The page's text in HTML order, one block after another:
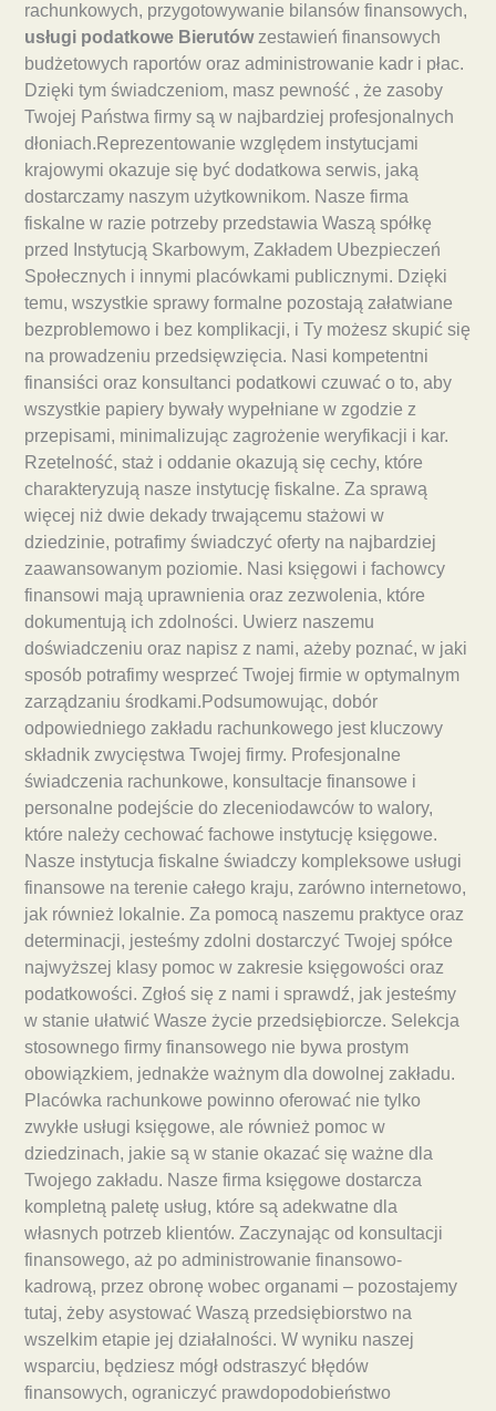
rachunkowych, przygotowywanie bilansów finansowych,
usługi podatkowe Bierutówzestawień finansowych
budżetowych raportów oraz administrowanie kadr i płac.
Dzięki tym świadczeniom, masz pewność , że zasoby
Twojej Państwa firmy są w najbardziej profesjonalnych
dłoniach.Reprezentowanie względem instytucjami
krajowymi okazuje się być dodatkowa serwis, jaką
dostarczamy naszym użytkownikom. Nasze firma
fiskalne w razie potrzeby przedstawia Waszą spółkę
przed Instytucją Skarbowym, Zakładem Ubezpieczeń
Społecznych i innymi placówkami publicznymi. Dzięki
temu, wszystkie sprawy formalne pozostają załatwiane
bezproblemowo i bez komplikacji, i Ty możesz skupić się
na prowadzeniu przedsięwzięcia. Nasi kompetentni
finansiści oraz konsultanci podatkowi czuwać o to, aby
wszystkie papiery bywały wypełniane w zgodzie z
przepisami, minimalizując zagrożenie weryfikacji i kar.
Rzetelność, staż i oddanie okazują się cechy, które
charakteryzują nasze instytucję fiskalne. Za sprawą
więcej niż dwie dekady trwającemu stażowi w
dziedzinie, potrafimy świadczyć oferty na najbardziej
zaawansowanym poziomie. Nasi księgowi i fachowcy
finansowi mają uprawnienia oraz zezwolenia, które
dokumentują ich zdolności. Uwierz naszemu
doświadczeniu oraz napisz z nami, ażeby poznać, w jaki
sposób potrafimy wesprzeć Twojej firmie w optymalnym
zarządzaniu środkami.Podsumowując, dobór
odpowiedniego zakładu rachunkowego jest kluczowy
składnik zwycięstwa Twojej firmy. Profesjonalne
świadczenia rachunkowe, konsultacje finansowe i
personalne podejście do zleceniodawców to walory,
które należy cechować fachowe instytucję księgowe.
Nasze instytucja fiskalne świadczy kompleksowe usługi
finansowe na terenie całego kraju, zarówno internetowo,
jak również lokalnie. Za pomocą naszemu praktyce oraz
determinacji, jesteśmy zdolni dostarczyć Twojej spółce
najwyższej klasy pomoc w zakresie księgowości oraz
podatkowości. Zgłoś się z nami i sprawdź, jak jesteśmy
w stanie ułatwić Wasze życie przedsiębiorcze. Selekcja
stosownego firmy finansowego nie bywa prostym
obowiązkiem, jednakże ważnym dla dowolnej zakładu.
Placówka rachunkowe powinno oferować nie tylko
zwykłe usługi księgowe, ale również pomoc w
dziedzinach, jakie są w stanie okazać się ważne dla
Twojego zakładu. Nasze firma księgowe dostarcza
kompletną paletę usług, które są adekwatne dla
własnych potrzeb klientów. Zaczynając od konsultacji
finansowego, aż po administrowanie finansowo-
kadrową, przez obronę wobec organami – pozostajemy
tutaj, żeby asystować Waszą przedsiębiorstwo na
wszelkim etapie jej działalności. W wyniku naszej
wsparciu, będziesz mógł odstraszyć błędów
finansowych, ograniczyć prawdopodobieństwo